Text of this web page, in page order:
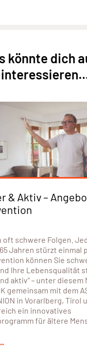
könnte dich
& Aktiv –
oft schwere Folgen.
Jahren stürzt einmal
können Sie
Ihre Lebensqualität
aktiv“ – unter diesem
gemeinsam mit dem
in Vorarlberg, Tirol
ein innovatives
für ältere